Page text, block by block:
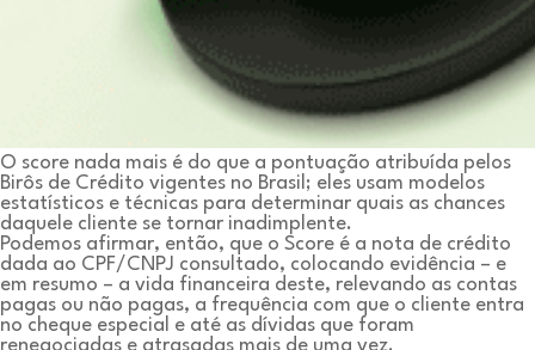
O score nada mais é do que a pontuação atribuída pelos
Birôs de Crédito vigentes no Brasil; eles usam modelos
estatísticos e técnicas para determinar quais as chances
daquele cliente se tornar inadimplente.
Podemos afirmar, então, que o Score é a nota de crédito
dada ao CPF/CNPJ consultado, colocando evidência – e
em resumo – a vida financeira deste, relevando as contas
pagas ou não pagas, a frequência com que o cliente entra
no cheque especial e até as dívidas que foram
renegociadas e atrasadas mais de uma vez.